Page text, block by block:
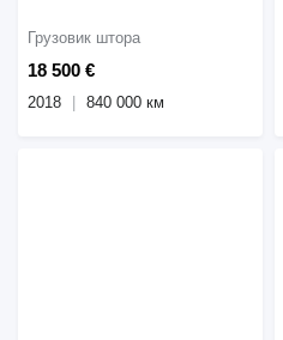
18 500 €
Грузовик штора
2018 840 000 км